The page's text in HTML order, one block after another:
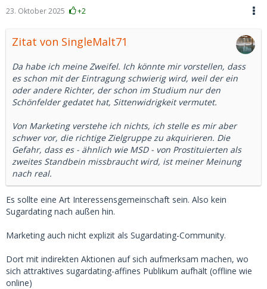
23. Oktober 2025 +2
Zitat von SingleMalt71
Da habe ich meine Zweifel. Ich könnte mir vorstellen, dass
es schon mit der Eintragung schwierig wird, weil der ein
oder andere Richter, der schon im Studium nur den
Schönfelder gedatet hat, Sittenwidrigkeit vermutet.
Von Marketing verstehe ich nichts, ich stelle es mir aber
schwer vor, die richtige Zielgruppe zu akquirieren. Die
Gefahr, dass es - ähnlich wie MSD - von Prostituierten als
zweites Standbein missbraucht wird, ist meiner Meinung
nach real.
Es sollte eine Art Interessensgemeinschaft sein. Also kein
Sugardating nach außen hin.
Marketing auch nicht explizit als Sugardating-Community.
Dort mit indirekten Aktionen auf sich aufmerksam machen, wo
sich attraktives sugardating-affines Publikum aufhält (offline wie
online)